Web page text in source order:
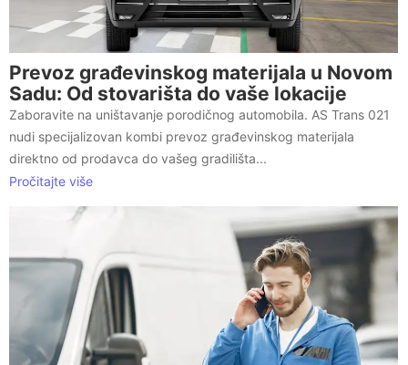
Prevoz građevinskog materijala u Novom
Sadu: Od stovarišta do vaše lokacije
Zaboravite na uništavanje porodičnog automobila. AS Trans 021
nudi specijalizovan kombi prevoz građevinskog materijala
direktno od prodavca do vašeg gradilišta...
Pročitajte više